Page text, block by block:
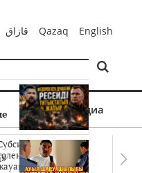
قازاق Qazaq English
Мультимедиа
заңды
бе? Соттағы
айыптау..